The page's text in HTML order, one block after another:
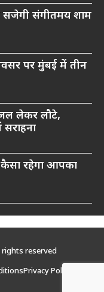
सजेगी संगीतमय शाम
पर मुंबई में तीन
लेकर लौटे,
रहेगा आपका
rights reserved
Privacy Policy